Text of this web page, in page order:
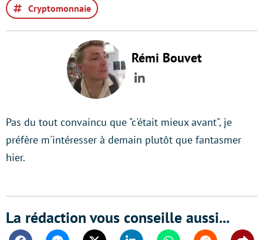
Cryptomonnaie
Rémi Bouvet
LinkedIn
Pas du tout convaincu que "c'était mieux avant", je
préfère m'intéresser à demain plutôt que fantasmer
hier.
La rédaction vous conseille aussi...